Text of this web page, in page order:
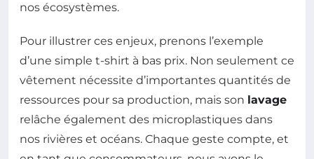
nos écosystèmes.
Pour illustrer ces enjeux, prenons l’exemple
d’une simple t-shirt à bas prix. Non seulement ce
vêtement nécessite d’importantes quantités de
ressources pour sa production, mais son lavage
relâche également des microplastiques dans
nos rivières et océans. Chaque geste compte, et